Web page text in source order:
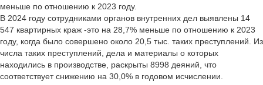
меньше по отношению к 2023 году.
В 2024 году сотрудниками органов внутренних дел выявлены 14
547 квартирных краж -это на 28,7% меньше по отношению к 2023
году, когда было совершено около 20,5 тыс. таких преступлений. Из
числа таких преступлений, дела и материалы о которых
находились в производстве, раскрыты 8998 деяний, что
соответствует снижению на 30,0% в годовом исчислении.